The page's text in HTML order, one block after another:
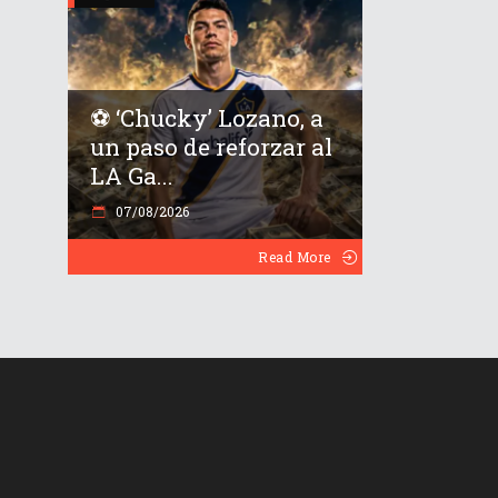
⚽️ ‘Chucky’ Lozano, a
un paso de reforzar al
LA Ga...
07/08/2026
Read More